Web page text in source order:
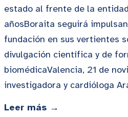
estado al frente de la
añosBoraita seguirá
fundación en sus vertientes
divulgación científica y de
biomédicaValencia, 21 de
investigadora y cardióloga
Leer más →